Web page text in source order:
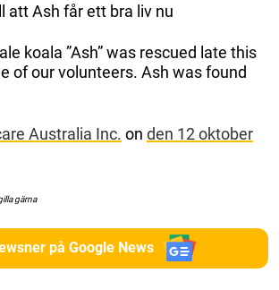
att Ash får ett bra liv nu
koala ”Ash” was rescued late this
of our volunteers. Ash was found
Australia Inc. on den 12 oktober
gärna
på Google News